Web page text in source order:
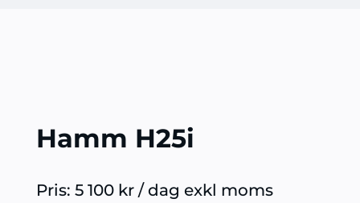
Hamm H25i
Pris: 5 100 kr / dag exkl moms